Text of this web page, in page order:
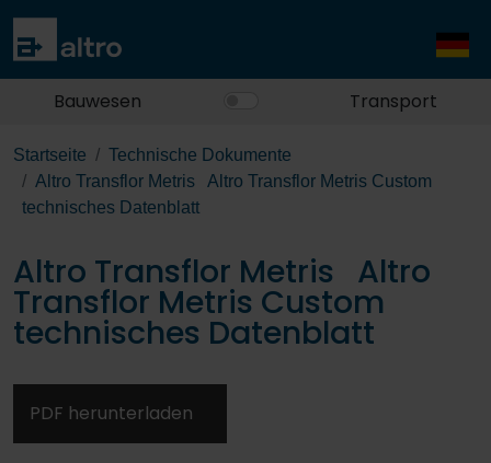
Bauwesen Transport
Startseite
Technische Dokumente
Altro Transflor Metris Altro Transflor Metris Custom
technisches Datenblatt
Altro Transflor Metris Altro
Transflor Metris Custom
technisches Datenblatt
PDF herunterladen